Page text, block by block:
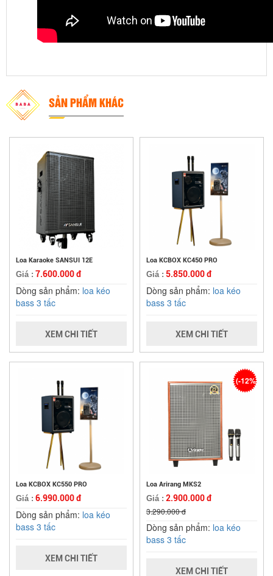
SẢN PHẨM KHÁC
Loa Karaoke SANSUI 12E
Giá : 7.600.000 đ
Dòng sản phẩm: loa kéo
bass 3 tấc
XEM CHI TIẾT
Loa KCBOX KC450 PRO
Giá : 5.850.000 đ
Dòng sản phẩm: loa kéo
bass 3 tấc
XEM CHI TIẾT
Loa KCBOX KC550 PRO
Giá : 6.990.000 đ
Dòng sản phẩm: loa kéo
bass 3 tấc
XEM CHI TIẾT
Loa Arirang MKS2
Giá : 2.900.000 đ
3.290.000 đ
(-12%)
Dòng sản phẩm: loa kéo
bass 3 tấc
XEM CHI TIẾT